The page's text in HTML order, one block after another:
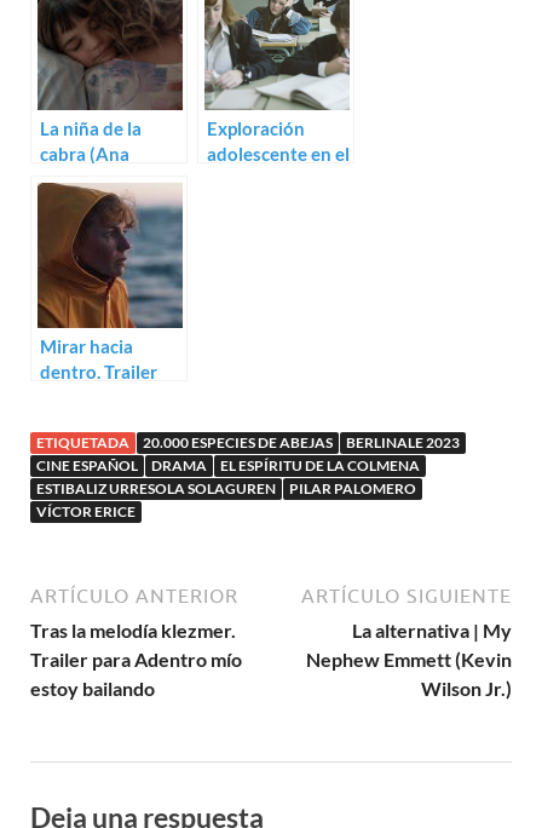
Solaguren
La niña de la
cabra (Ana
Asensio)
Exploración
adolescente en el
Mirar hacia
dentro. Trailer
ETIQUETADA 20.000 ESPECIES DE ABEJAS
BERLINALE 2023
CINE ESPAÑOL
DRAMA
EL ESPÍRITU DE LA COLMENA
ESTIBALIZ URRESOLA SOLAGUREN
PILAR PALOMERO
VÍCTOR ERICE
ARTÍCULO ANTERIOR
Tras la melodía klezmer.
Trailer para Adentro mío
estoy bailando
ARTÍCULO SIGUIENTE
La alternativa | My
Nephew Emmett (Kevin
Wilson Jr.)
Deja una respuesta